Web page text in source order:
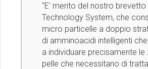
"E' merito del nostro brevetto
Technology System, che
micro particelle a doppio
di amminoacidi intelligenti
a individuare precisamente le
pelle che necessitano di